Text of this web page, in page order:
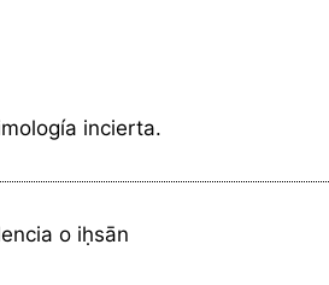
incierta.
o iḥsān